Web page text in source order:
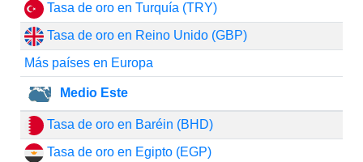
Tasa de oro en Turquía (TRY)
Tasa de oro en Reino Unido (GBP)
Más países en Europa
Medio Este
Tasa de oro en Baréin (BHD)
Tasa de oro en Egipto (EGP)